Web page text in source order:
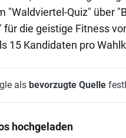
"Waldviertel-Quiz" über
für die geistige Fitness
15 Kandidaten pro
als bevorzugte Quelle
hochgeladen